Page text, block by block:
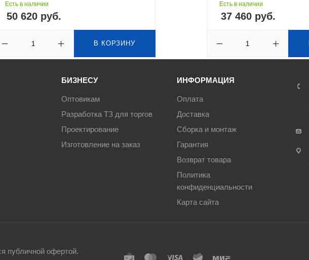
Есть в наличии
50 620 руб.
В КОРЗИНУ
Есть в наличии
37 460 руб.
БИЗНЕСУ
Оптовикам
Разработка ТЗ для торгов
Проектирование
Изготовление на заказ
ИНФОРМАЦИЯ
Оплата
Доставка
Сборка и монтаж
Гарантия
Возврат товара
Политика
конфиденциальности
Карта сайта
публичной офертой.